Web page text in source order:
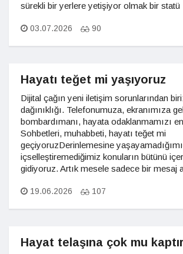
sürekli bir yerlere yetişiyor olmak bir statü
03.07.2026 90
Hayatı teğet mi yaşıyoruz
Dijital çağın yeni iletişim sorunlarından
dağınıklığı. Telefonumuza, ekranımıza
bombardımanı, hayata odaklanmamızı
Sohbetleri, muhabbeti, hayatı teğet mi
geçiyoruzDerinlemesine
içselleştiremediğimiz konuların bütünü
gidiyoruz. Artık mesele sadece bir mesaj
19.06.2026 107
Hayat telaşına çok mu